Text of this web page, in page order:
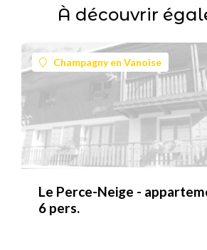
À découvrir
Champagny en Vanoise
Le Perce-Neige -
6 pers.